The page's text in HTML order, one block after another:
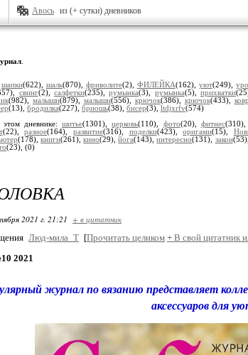
Авось из (+ сутки) дневников
шапки(622), шаль(870), фриволите(2), ФИЛЕЙКА(162), уют(249),
свинг(2), салфетки(235),румынка(3), румынка(5), прихватки
(982), малыши(879), малыши(556), крючок(386), крючок(433),
(13), бродилка(227), бриошь(38), бисер(3), ltdjxrfv(574)
этом дневнике:шитье(1301),церковь(110), фото(20), фитнес(310),
(22),разное(164), развитие(316), поделки(423),оригами(15),
(178),книги(261),кино(29),йога(143),интересно(131), закон(53),
(23), (0)
2021 г. 21:21 + в цитатник
Люд-мила_Т [Прочитать целиком + В свой цитатник
2021
журнал по вязанию представляет
аксессуаров для